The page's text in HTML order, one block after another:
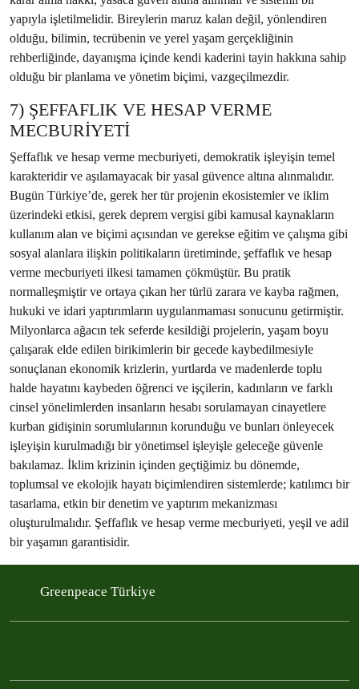
yapıyla işletilmelidir. Bireylerin maruz kalan değil, yönlendiren
olduğu, bilimin, tecrübenin ve yerel yaşam gerçekliğinin
rehberliğinde, dayanışma içinde kendi kaderini tayin hakkına sahip
olduğu bir planlama ve yönetim biçimi, vazgeçilmezdir.
7) ŞEFFAFLIK VE HESAP VERME
MECBURİYETİ
Şeffaflık ve hesap verme mecburiyeti, demokratik işleyişin temel
karakteridir ve aşılamayacak bir yasal güvence altına alınmalıdır.
Bugün Türkiye’de, gerek her tür projenin ekosistemler ve iklim
üzerindeki etkisi, gerek deprem vergisi gibi kamusal kaynakların
kullanım alan ve biçimi açısından ve gerekse eğitim ve çalışma gibi
sosyal alanlara ilişkin politikaların üretiminde, şeffaflık ve hesap
verme mecburiyeti ilkesi tamamen çökmüştür. Bu pratik
normalleşmiştir ve ortaya çıkan her türlü zarara ve kayba rağmen,
hukuki ve idari yaptırımların uygulanmaması sonucunu getirmiştir.
Milyonlarca ağacın tek seferde kesildiği projelerin, yaşam boyu
çalışarak elde edilen birikimlerin bir gecede kaybedilmesiyle
sonuçlanan ekonomik krizlerin, yurtlarda ve madenlerde toplu
halde hayatını kaybeden öğrenci ve işçilerin, kadınların ve farklı
cinsel yönelimlerden insanların hesabı sorulamayan cinayetlere
kurban gidişinin sorumlularının korunduğu ve bunları önleyecek
işleyişin kurulmadığı bir yönetimsel işleyişle geleceğe güvenle
bakılamaz. İklim krizinin içinden geçtiğimiz bu dönemde,
toplumsal ve ekolojik hayatı biçimlendiren sistemlerde; katılımcı bir
tasarlama, etkin bir denetim ve yaptırım mekanizması
oluşturulmalıdır. Şeffaflık ve hesap verme mecburiyeti, yeşil ve adil
bir yaşamın garantisidir.
Greenpeace Türkiye